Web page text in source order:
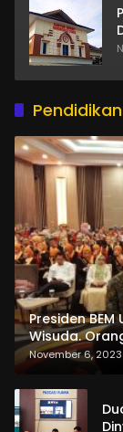
Pendidikan
Presiden
Wisuda.
dan
November 6, 2023